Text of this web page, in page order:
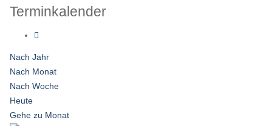
Terminkalender
Nach Jahr
Nach Monat
Nach Woche
Heute
Gehe zu Monat